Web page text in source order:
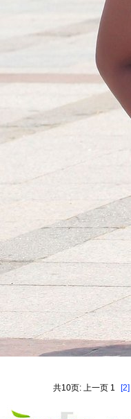
共10页: 上一页 1 [2]